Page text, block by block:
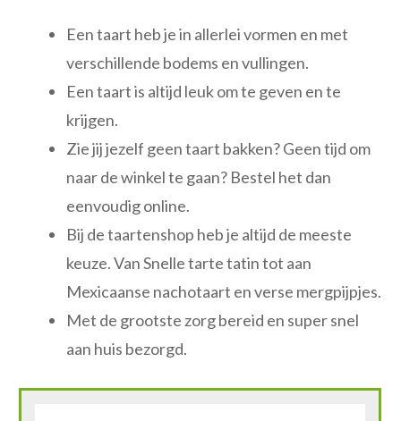
Een taart heb je in allerlei vormen en met
verschillende bodems en vullingen.
Een taart is altijd leuk om te geven en te
krijgen.
Zie jij jezelf geen taart bakken? Geen tijd om
naar de winkel te gaan? Bestel het dan
eenvoudig online.
Bij de taartenshop heb je altijd de meeste
keuze. Van Snelle tarte tatin tot aan
Mexicaanse nachotaart en verse mergpijpjes.
Met de grootste zorg bereid en super snel
aan huis bezorgd.